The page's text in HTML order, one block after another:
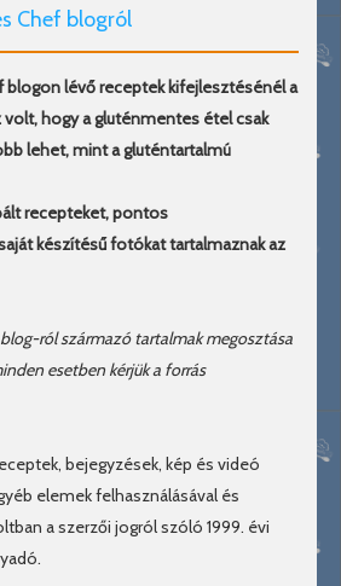
Chef blogról
blogon lévő receptek kifejlesztésénél a
hogy a gluténmentes étel csak
lehet, mint a gluténtartalmú
recepteket, pontos
készítésű fotókat tartalmaznak az
ról származó tartalmak megosztása
esetben kérjük a forrás
bejegyzések, kép és videó
elemek felhasználásával és
a szerzői jogról szóló 1999. évi